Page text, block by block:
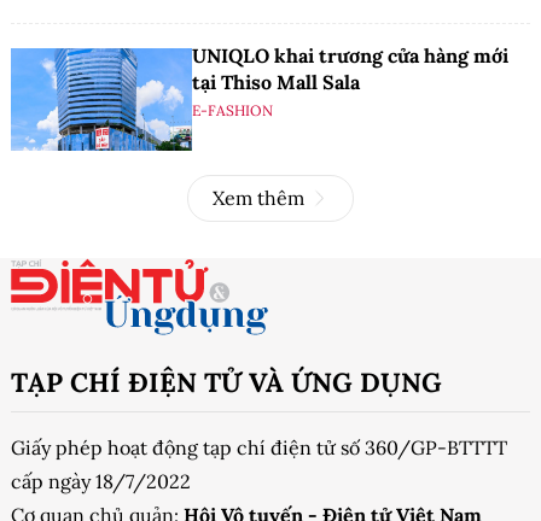
UNIQLO khai trương cửa hàng mới
tại Thiso Mall Sala
E-FASHION
Xem thêm
TẠP CHÍ ĐIỆN TỬ VÀ ỨNG DỤNG
Giấy phép hoạt động tạp chí điện tử số 360/GP-BTTTT
cấp ngày 18/7/2022
Cơ quan chủ quản: Hội Vô tuyến - Điện tử Việt Nam